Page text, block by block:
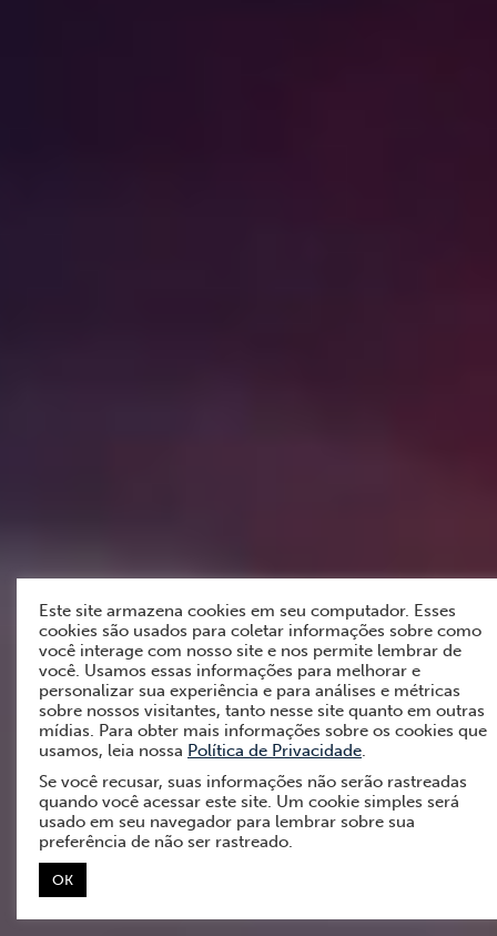
Este site armazena cookies em seu computador. Esses
cookies são usados para coletar informações sobre como
você interage com nosso site e nos permite lembrar de
você. Usamos essas informações para melhorar e
personalizar sua experiência e para análises e métricas
sobre nossos visitantes, tanto nesse site quanto em outras
mídias. Para obter mais informações sobre os cookies que
usamos, leia nossa Política de Privacidade.
Se você recusar, suas informações não serão rastreadas
quando você acessar este site. Um cookie simples será
usado em seu navegador para lembrar sobre sua
preferência de não ser rastreado.
OK